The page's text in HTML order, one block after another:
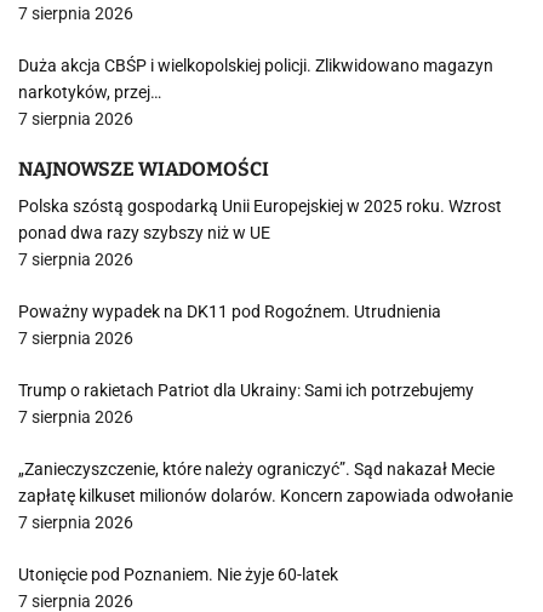
7 sierpnia 2026
Duża akcja CBŚP i wielkopolskiej policji. Zlikwidowano magazyn
narkotyków, przej…
7 sierpnia 2026
NAJNOWSZE WIADOMOŚCI
Polska szóstą gospodarką Unii Europejskiej w 2025 roku. Wzrost
ponad dwa razy szybszy niż w UE
7 sierpnia 2026
Poważny wypadek na DK11 pod Rogoźnem. Utrudnienia
7 sierpnia 2026
Trump o rakietach Patriot dla Ukrainy: Sami ich potrzebujemy
7 sierpnia 2026
„Zanieczyszczenie, które należy ograniczyć”. Sąd nakazał Mecie
zapłatę kilkuset milionów dolarów. Koncern zapowiada odwołanie
7 sierpnia 2026
Utonięcie pod Poznaniem. Nie żyje 60-latek
7 sierpnia 2026